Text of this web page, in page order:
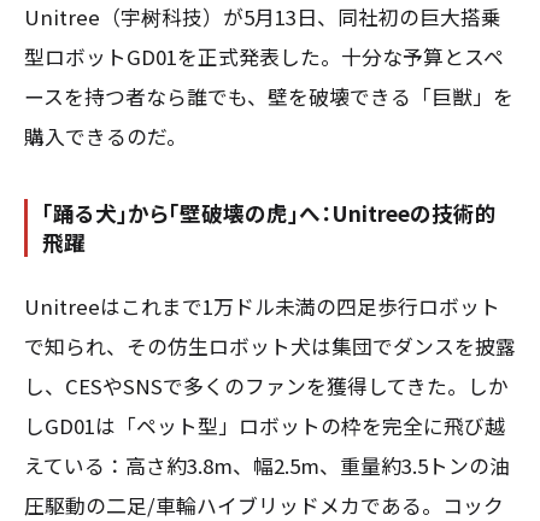
Unitree（宇树科技）が5月13日、同社初の巨大搭乗
型ロボットGD01を正式発表した。十分な予算とスペ
ースを持つ者なら誰でも、壁を破壊できる「巨獣」を
購入できるのだ。
「踊る犬」から「壁破壊の虎」へ：Unitreeの技術的
飛躍
Unitreeはこれまで1万ドル未満の四足歩行ロボット
で知られ、その仿生ロボット犬は集団でダンスを披露
し、CESやSNSで多くのファンを獲得してきた。しか
しGD01は「ペット型」ロボットの枠を完全に飛び越
えている：高さ約3.8m、幅2.5m、重量約3.5トンの油
圧駆動の二足/車輪ハイブリッドメカである。コック